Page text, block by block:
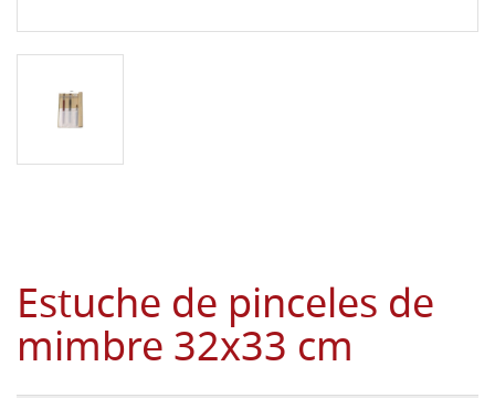
Estuche de pinceles de
mimbre 32x33 cm